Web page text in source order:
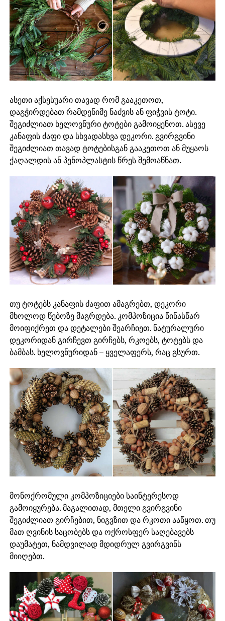
ასეთი აქსესუარი თავად რომ გააკეთოთ,
დაგჭირდებათ რამდენიმე ნაძვის ან ფიჭვის ტოტი.
შეგიძლიათ ხელოვნური ტოტები გამოიყენოთ. ასევე
კანაფის ძაფი და სხვადასხვა დეკორი. გვირგვინი
შეგიძლიათ თავად ტოტებისგან გააკეთოთ ან მუყაოს
ქაღალდის ან პენოპლასტის წრეს შემოაწნათ.
თუ ტოტებს კანაფის ძაფით ამაგრებთ, დეკორი
მხოლოდ წებოზე მაგრდება. კომპოზიცია წინასწარ
მოიფიქრეთ და დეტალები შეარჩიეთ. ნატურალური
დეკორიდან გირჩევთ გირჩებს, რკოებს, ტოტებს და
ბამბას. ხელოვნურიდან – ყველაფერს, რაც გსურთ.
მონოქრომული კომპოზიციები საინტერესოდ
გამოიყურება. მაგალითად, მთელი გვირგვინი
შეგიძლიათ გირჩებით, ნიგვზით და რკოთი ააწყოთ. თუ
მათ ღვინის საცობებს და ოქროსფერ საღებავებს
დაუმატეთ, ნამდვილად მდიდრულ გვირგვინს
მიიღებთ.